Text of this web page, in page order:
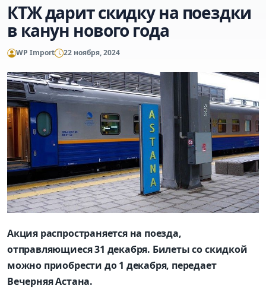
КТЖ дарит скидку на поездки
в канун нового года
WP Import 22 ноября, 2024
Акция распространяется на поезда,
отправляющиеся 31 декабря. Билеты со скидкой
можно приобрести до 1 декабря, передает
Вечерняя Астана.